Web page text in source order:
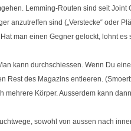
Lemming-Routen sind seit Joint
anzutreffen sind („Verstecke“ oder
man einen Gegner gelockt, lohnt
kann durchschiessen. Wenn Du
Rest des Magazins entleeren.
Körper. Ausserdem kann
sowohl von aussen nach